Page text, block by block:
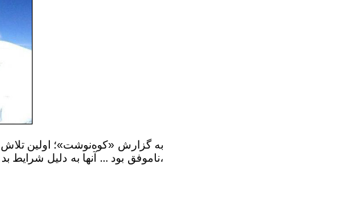
به گزارش «کوه‌نوشت»؛ اولین تلاش
،ناموفق بود ... آنها به دلیل